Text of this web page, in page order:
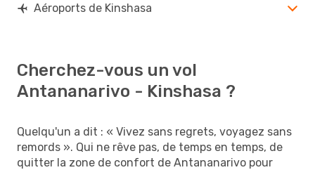
Aéroports de Kinshasa
Cherchez-vous un vol
Antananarivo - Kinshasa ?
Quelqu'un a dit : « Vivez sans regrets, voyagez sans
remords ». Qui ne rêve pas, de temps en temps, de
quitter la zone de confort de Antananarivo pour